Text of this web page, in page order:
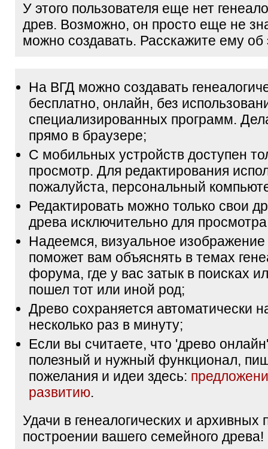
У этого пользователя еще нет
древ. Возможно, он просто еще не
можно создавать. Расскажите ему об
На ВГД можно создавать
бесплатно, онлайн, без
специализированных программ.
прямо в браузере;
С мобильных устройств доступен
просмотр. Для редактирования
пожалуйста, персональный
Редактировать можно только свои
древа исключительно для
Надеемся, визуальное
поможет вам объяснять в темах
форума, где у вас затык в поисках
пошел тот или иной род;
Древо сохраняется автоматически
несколько раз в минуту;
Если вы считаете, что 'древо
полезный и нужный функционал,
пожелания и идеи здесь:
развитию.
Удачи в генеалогических и архивных
построении вашего семейного древа!